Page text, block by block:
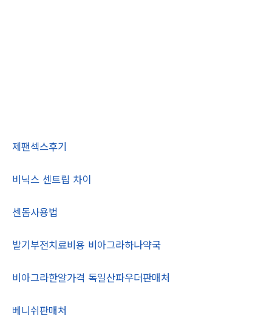
제팬섹스후기
비닉스 센트립 차이
센돔사용법
발기부전치료비용 비아그라하나약국
비아그라한알가격 독일산파우더판매처
베니쉬판매처